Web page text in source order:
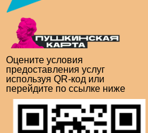
Оцените условия
предоставления услуг
используя QR-код или
перейдите по ссылке ниже